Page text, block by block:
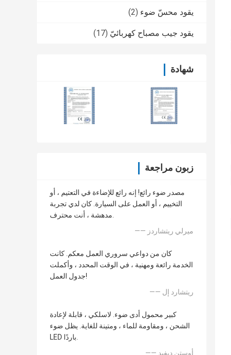
يقود محسّ ضوء (2)
يقود جيب مصباح كهربائيّ (17)
شهادة
زبون مراجعة
مصدر ضوء رائع! إنه رائع للإضاءة في التعتيم ، أو
التخييم ، أو العمل على السيارة. كان لدي تجربة
مدهشة ، أنت محترف.
—— ميرلي ريتشاردز
كان من دواعي سروري العمل معكم. كانت
الخدمة رائعة ومهنية ، في الوقت المحدد ، وأكملت
جدول العمل!
—— ريتشارد إل
كبير محمول أدى ضوء. لاسلكي ، قابلة لإعادة
الشحن ، ومقاومة للماء ، ومتينة للغاية. يظل ضوء
LED باردًا.
—— أوستن ديفيد